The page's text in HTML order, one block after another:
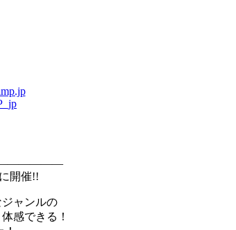
開催!!
ャンルの
感できる！